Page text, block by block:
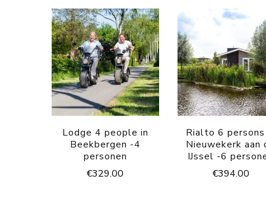
Lodge 4 people in
Beekbergen -4
personen
€329.00
Rialto 6
Nieuwekerk aan
IJssel -6
€394.00